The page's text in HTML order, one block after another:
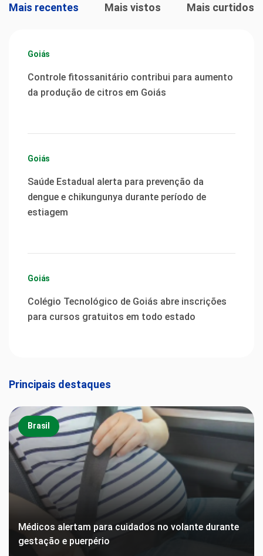
Mais recentes Mais vistos Mais curtidos
Goiás
Controle fitossanitário contribui para aumento
da produção de citros em Goiás
Goiás
Saúde Estadual alerta para prevenção da
dengue e chikungunya durante período de
estiagem
Goiás
Colégio Tecnológico de Goiás abre inscrições
para cursos gratuitos em todo estado
Principais destaques
Brasil
Médicos alertam para cuidados no volante durante
gestação e puerpério